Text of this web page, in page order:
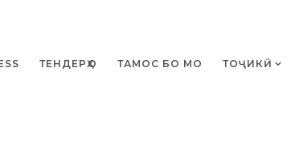
ТЕНДЕРҲО ТАМОС БО МО ТОҶИКӢ